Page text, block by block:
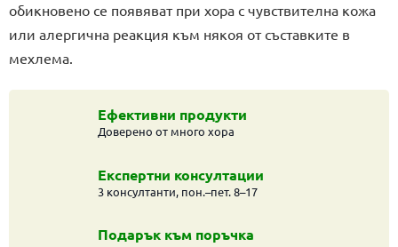
обикновено се появяват при хора с чувствителна кожа
или алергична реакция към някоя от съставките в
мехлема.
Ефективни продукти
Доверено от много хора
Експертни консултации
3 консултанти, пон.–пет. 8–17
Подарък към поръчка